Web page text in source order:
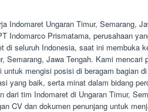
Indomaret Ungaran Timur, Semarang,
Indomarco Prismatama, perusahaan
di seluruh Indonesia, saat ini membuka
Semarang, Jawa Tengah. Kami
untuk mengisi posisi di beragam bagian
yang baik, serta minat dalam bidang
dari tim Indomaret di Ungaran Timur,
CV dan dokumen penunjang untuk